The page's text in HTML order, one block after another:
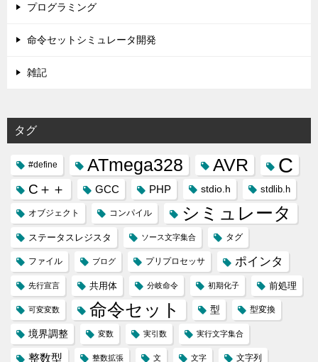
プログラミング
命令セットシミュレータ開発
雑記
タグ
#define ATmega328 AVR C
C＋＋ GCC PHP stdio.h stdlib.h
オブジェクト コンパイル シミュレータ
ステータスレジスタ ソース文字集合 タグ
ファイル ブログ プリプロセッサ ポインタ
先行宣言 共用体 分岐命令 初期化子 前処理
可変変数 命令セット 型 型変換
境界調整 変数 実引数 実行文字集合
整数型 整数拡張 文 文字 文字列